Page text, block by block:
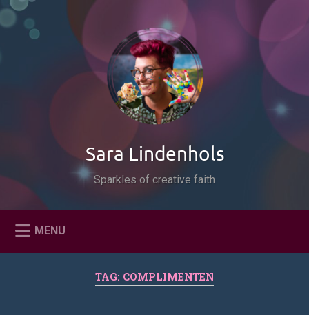
Naar
inhoud
Zoeken
Sara Lindenhols
Sparkles of creative faith
MENU
TAG: COMPLIMENTEN